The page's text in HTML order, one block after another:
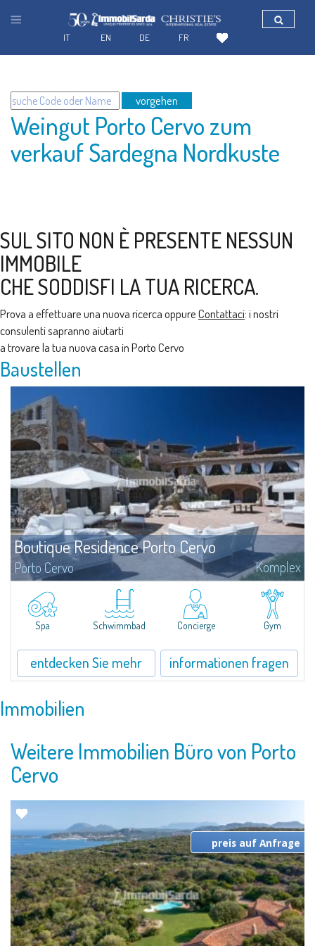
vorgehen
Weingut Porto Cervo zum
verkauf Sardegna Nordkuste
SUL SITO NON È PRESENTE NESSUN
IMMOBILE
CHE SODDISFI LA TUA RICERCA.
Prova a effettuare una nuova ricerca oppureContattaci: i nostri
consulenti sapranno aiutarti
a trovare la tua nuova casa in Porto Cervo
Baustellen
Boutique Residence Porto Cervo
Porto Cervo Komplex
Elegance, style and sophistication are the words that best define the unique
architecture of the Residences Piazza del Principe, important homes in the
heart of Porto Cervo, personally projected by the of international
renowned architect Jean Claude Le Suisse.
Spa Schwimmbad Concierge Gym
entdecken Sie mehr informationen fragen
Immobilien
Weitere Immobilien Büro von Porto
Cervo
preis auf Anfrage
FR
DE
EN
IT